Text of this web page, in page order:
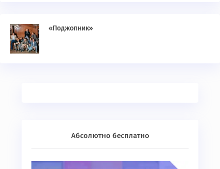
«Поджопник»
Абсолютно бесплатно